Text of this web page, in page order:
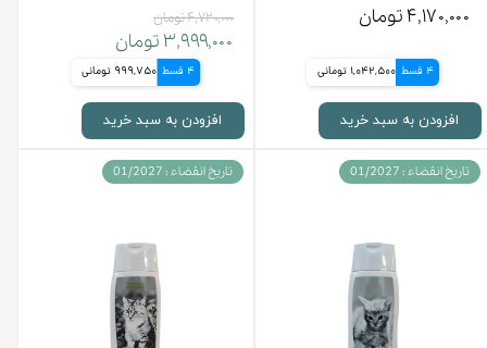
۴,۱۷۰,۰۰۰ تومان
4 قسط 1,042,500 تومانی
افزودن به سبد خرید
۴,۷۲۰,۰۰۰ تومان
۳,۹۹۹,۰۰۰ تومان
4 قسط 999,750 تومانی
افزودن به سبد خرید
تاریخ انقضاء : 01/2027 تاریخ انقضاء : 01/2027